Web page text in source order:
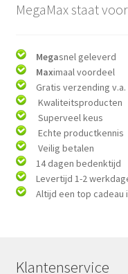
MegaMax staat
Megasnel geleverd
Maximaal voordeel
Gratis verzending v.a.
Kwaliteitsproducten
Superveel keus
Echte productkennis
Veilig betalen
14 dagen bedenktijd
Levertijd 1-2
Altijd een top cadeau
Klantenservice